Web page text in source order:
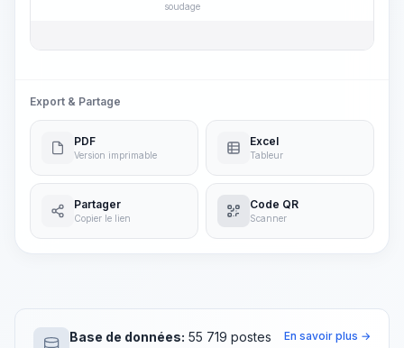
soudage
Export & Partage
PDF
Version imprimable
Excel
Tableur
Partager
Copier le lien
Code QR
Scanner
Base de données: 55 719 postes En savoir plus →